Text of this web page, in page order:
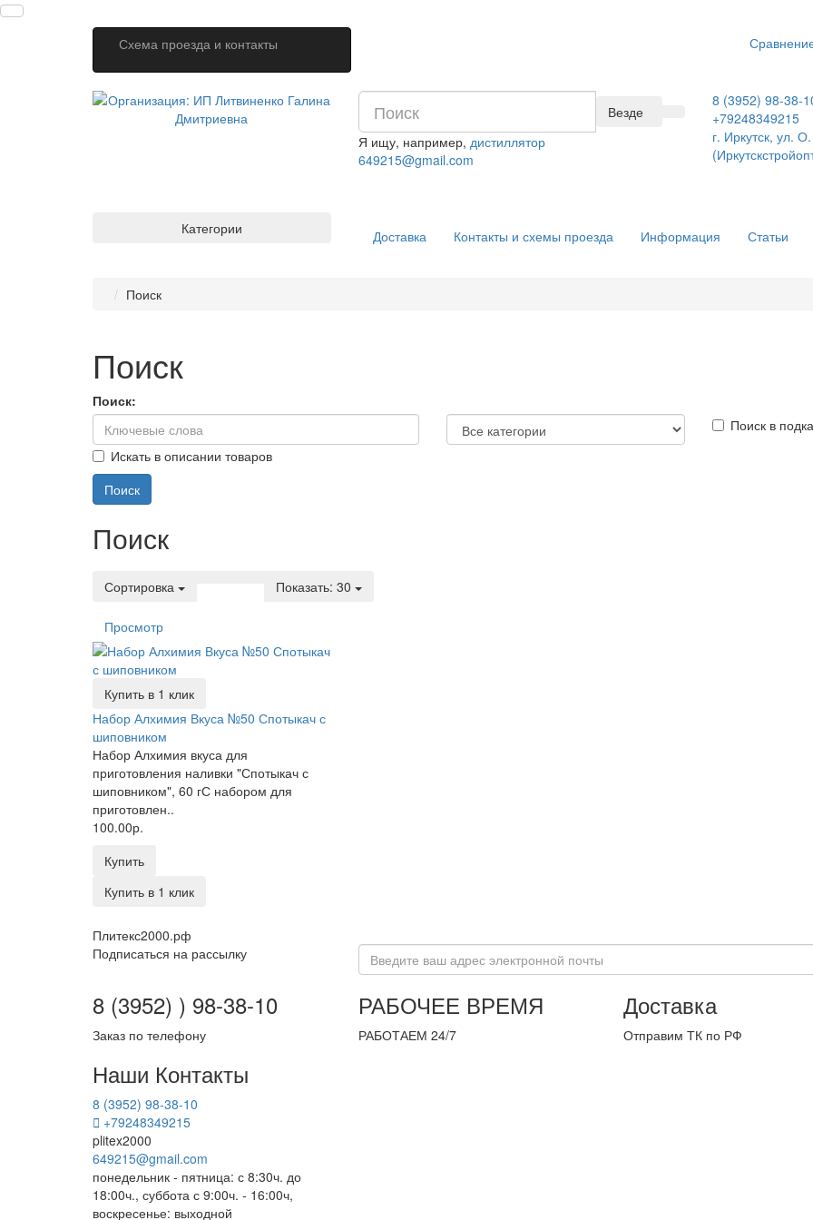
Схема проезда и контакты
8 (3952) 98-38-
+79248349215
г. Иркутск, ул.
Везде
Я ищу, например, дистиллятор
649215@gmail.com
Доставка Контакты и схемы проезда Информация Статьи
Категории
Поиск
Поиск
Поиск:
Поиск в
Искать в описании товаров
Поиск
Сортировка Показать: 30
Просмотр
Купить в 1 клик
Набор Алхимия Вкуса №50 Спотыкач с
шиповником
Набор Алхимия вкуса для
приготовления наливки "Спотыкач с
шиповником", 60 гС набором для
приготовлен..
100.00р.
Купить
Купить в 1 клик
Плитекс2000.рф
Подписаться на рассылку
8 (3952) ) 98-38-10
Заказ по телефону
РАБОЧЕЕ ВРЕМЯ
РАБОТАЕМ 24/7
Доставка
Отправим ТК по РФ
Наши Контакты
8 (3952) 98-38-10
+79248349215
plitex2000
649215@gmail.com
понедельник - пятница: с 8:30ч. до
18:00ч., суббота с 9:00ч. - 16:00ч,
воскресенье: выходной